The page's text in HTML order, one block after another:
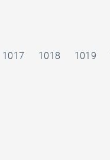
1017 1018 1019